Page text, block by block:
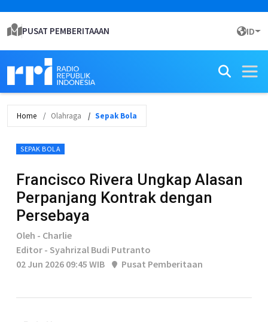
PUSAT PEMBERITAAAN ID
Home Olahraga Sepak Bola
SEPAK BOLA
Francisco Rivera Ungkap Alasan
Perpanjang Kontrak dengan
Persebaya
Oleh - Charlie
Editor - Syahrizal Budi Putranto
02 Jun 2026 09:45 WIB
Pusat Pemberitaan